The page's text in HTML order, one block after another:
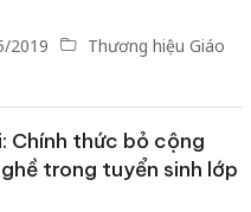
2019
Thương hiệu Giáo
Chính thức bỏ cộng
trong tuyển sinh lớp